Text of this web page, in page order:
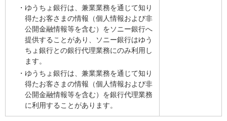
・ゆうちょ銀行は、兼業業務を通じて知り
得たお客さまの情報（個人情報および非
公開金融情報等を含む）をソニー銀行へ
提供することがあり、ソニー銀行はゆう
ちょ銀行との銀行代理業務にのみ利用し
ます。
・ゆうちょ銀行は、兼業業務を通じて知り
得たお客さまの情報（個人情報および非
公開金融情報等を含む）を銀行代理業務
に利用することがあります。